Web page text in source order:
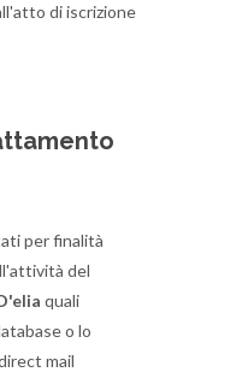
di iscrizione
per finalità
del
quali
o lo
mail